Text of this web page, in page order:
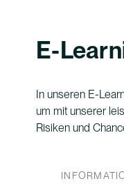
E-
In unseren E-
um mit unserer
Risiken und